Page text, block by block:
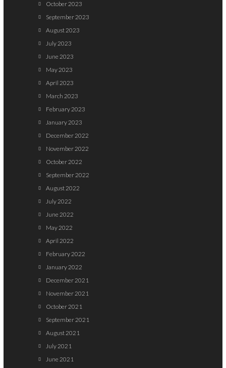
October 2023
September 2023
August 2023
July 2023
June 2023
May 2023
April 2023
March 2023
February 2023
January 2023
December 2022
November 2022
October 2022
September 2022
August 2022
July 2022
June 2022
May 2022
April 2022
February 2022
January 2022
December 2021
November 2021
October 2021
September 2021
August 2021
July 2021
June 2021